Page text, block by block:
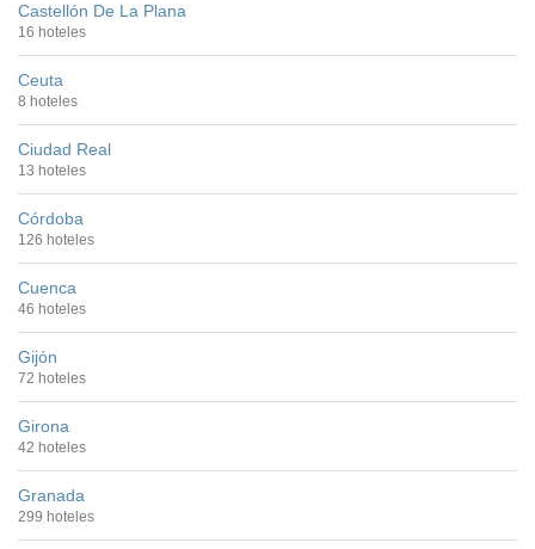
Castellón De La Plana
16 hoteles
Ceuta
8 hoteles
Ciudad Real
13 hoteles
Córdoba
126 hoteles
Cuenca
46 hoteles
Gijón
72 hoteles
Girona
42 hoteles
Granada
299 hoteles